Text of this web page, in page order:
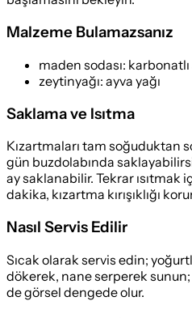
Malzeme Bulamazsanız
maden sodası: karbonatlı
zeytinyağı: ayva yağı
Saklama ve Isıtma
Kızartmaları tam soğuduktan
gün buzdolabında
ay saklanabilir. Tekrar ısıtmak
dakika, kızartma kırışıklığı
Nasıl Servis Edilir
Sıcak olarak servis edin;
dökerek, nane serperek
de görsel dengede olur.